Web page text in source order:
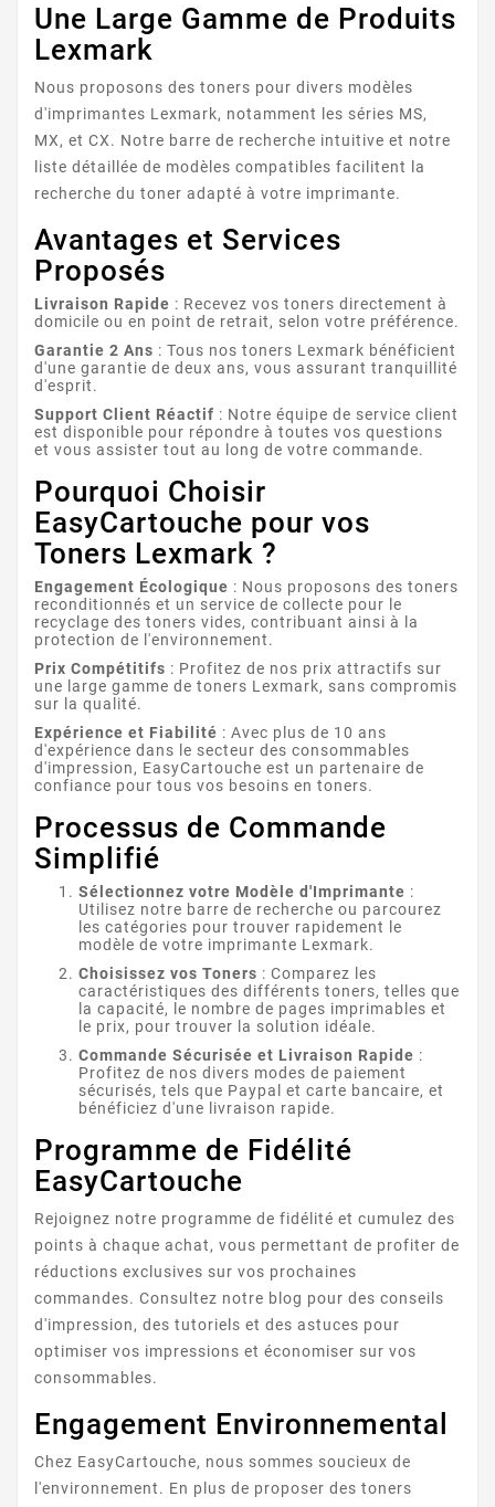
LEXMARK MS417
LEXMARK MS517/MS617
LEXMARK CX510
LEXMARK MS321
LEXMARK MS622
LEXMARK MS421
Une Large Gamme de Produits
Lexmark
Nous proposons des toners pour divers modèles
d'imprimantes Lexmark, notamment les séries MS,
MX, et CX. Notre barre de recherche intuitive et notre
liste détaillée de modèles compatibles facilitent la
recherche du toner adapté à votre imprimante.
Avantages et Services
Proposés
Livraison Rapide : Recevez vos toners directement à
domicile ou en point de retrait, selon votre préférence.
Garantie 2 Ans : Tous nos toners Lexmark bénéficient
d'une garantie de deux ans, vous assurant tranquillité
d'esprit.
Support Client Réactif : Notre équipe de service client
est disponible pour répondre à toutes vos questions
et vous assister tout au long de votre commande.
Pourquoi Choisir
EasyCartouche pour vos
Toners Lexmark ?
Engagement Écologique : Nous proposons des toners
reconditionnés et un service de collecte pour le
recyclage des toners vides, contribuant ainsi à la
protection de l'environnement.
Prix Compétitifs : Profitez de nos prix attractifs sur
une large gamme de toners Lexmark, sans compromis
sur la qualité.
Expérience et Fiabilité : Avec plus de 10 ans
d'expérience dans le secteur des consommables
d'impression, EasyCartouche est un partenaire de
confiance pour tous vos besoins en toners.
Processus de Commande
Simplifié
Sélectionnez votre Modèle d'Imprimante :
Utilisez notre barre de recherche ou parcourez
les catégories pour trouver rapidement le
modèle de votre imprimante Lexmark.
Choisissez vos Toners : Comparez les
caractéristiques des différents toners, telles que
la capacité, le nombre de pages imprimables et
le prix, pour trouver la solution idéale.
Commande Sécurisée et Livraison Rapide :
Profitez de nos divers modes de paiement
sécurisés, tels que Paypal et carte bancaire, et
bénéficiez d'une livraison rapide.
Programme de Fidélité
EasyCartouche
Rejoignez notre programme de fidélité et cumulez des
points à chaque achat, vous permettant de profiter de
réductions exclusives sur vos prochaines
commandes. Consultez notre blog pour des conseils
d'impression, des tutoriels et des astuces pour
optimiser vos impressions et économiser sur vos
consommables.
Engagement Environnemental
Chez EasyCartouche, nous sommes soucieux de
l'environnement. En plus de proposer des toners